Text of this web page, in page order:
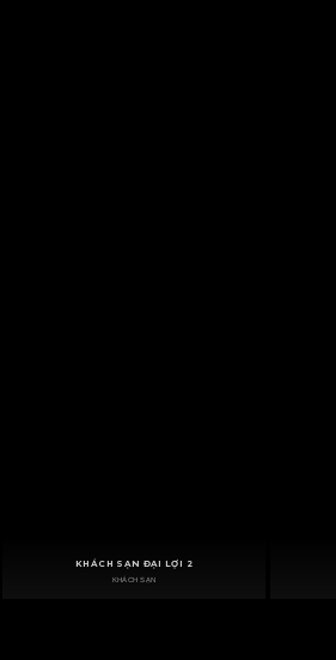
KHÁCH SẠN ĐẠI LỢI 2
KHÁCH SẠN